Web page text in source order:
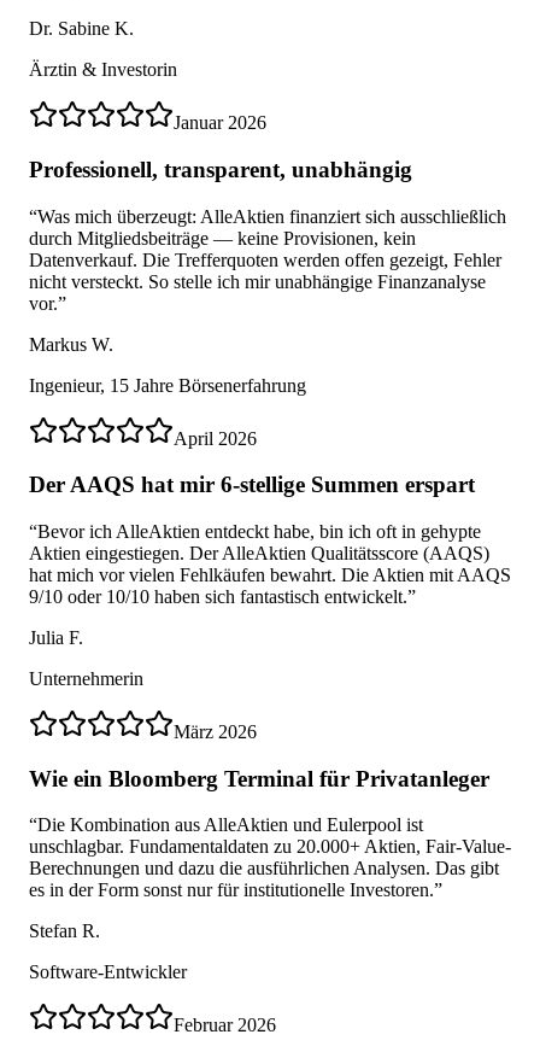
Dr. Sabine K.
Ärztin & Investorin
Januar 2026
Professionell, transparent, unabhängig
“Was mich überzeugt: AlleAktien finanziert sich ausschließlich
durch Mitgliedsbeiträge — keine Provisionen, kein
Datenverkauf. Die Trefferquoten werden offen gezeigt, Fehler
nicht versteckt. So stelle ich mir unabhängige Finanzanalyse
vor.”
Markus W.
Ingenieur, 15 Jahre Börsenerfahrung
April 2026
Der AAQS hat mir 6-stellige Summen erspart
“Bevor ich AlleAktien entdeckt habe, bin ich oft in gehypte
Aktien eingestiegen. Der AlleAktien Qualitätsscore (AAQS)
hat mich vor vielen Fehlkäufen bewahrt. Die Aktien mit AAQS
9/10 oder 10/10 haben sich fantastisch entwickelt.”
Julia F.
Unternehmerin
März 2026
Wie ein Bloomberg Terminal für Privatanleger
“Die Kombination aus AlleAktien und Eulerpool ist
unschlagbar. Fundamentaldaten zu 20.000+ Aktien, Fair-Value-
Berechnungen und dazu die ausführlichen Analysen. Das gibt
es in der Form sonst nur für institutionelle Investoren.”
Stefan R.
Software-Entwickler
Februar 2026